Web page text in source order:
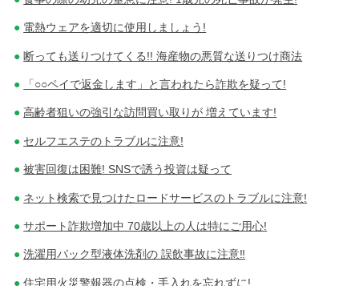
電熱ウェアを適切に使用しましょう!
断っても送りつけてくる!! 海産物の悪質な送りつけ商法
「○○ペイで返金します」と言われたら詐欺を疑って!
高齢者狙いの強引な訪問買い取りが 増えています!
セルフエステのトラブルに注意!
被害回復は困難! SNSで誘う投資は疑って
ネット検索で見つけたロードサービスのトラブルに注意!
サポート詐欺増加中 70歳以上の人は特にご用心!
洗濯用パック型液体洗剤の 誤飲事故に注意‼
住宅用火災警報器の点検・手入れを忘れずに!